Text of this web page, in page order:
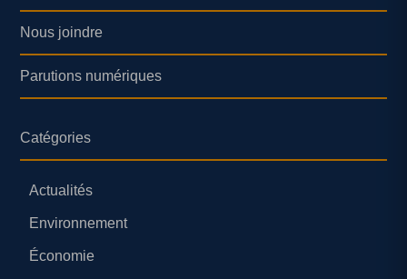
Nous joindre
Parutions numériques
Catégories
Actualités
Environnement
Économie